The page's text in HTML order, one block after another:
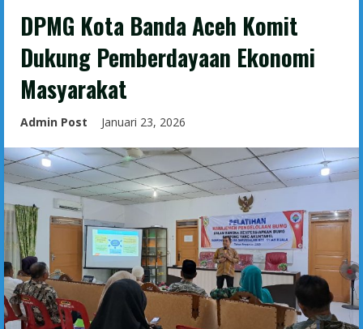
DPMG Kota Banda Aceh Komit
Dukung Pemberdayaan Ekonomi
Masyarakat
Admin Post Januari 23, 2026